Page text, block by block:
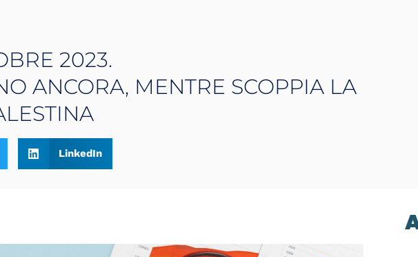
2023.
ANCORA, MENTRE SCOPPIA LA
LinkedIn